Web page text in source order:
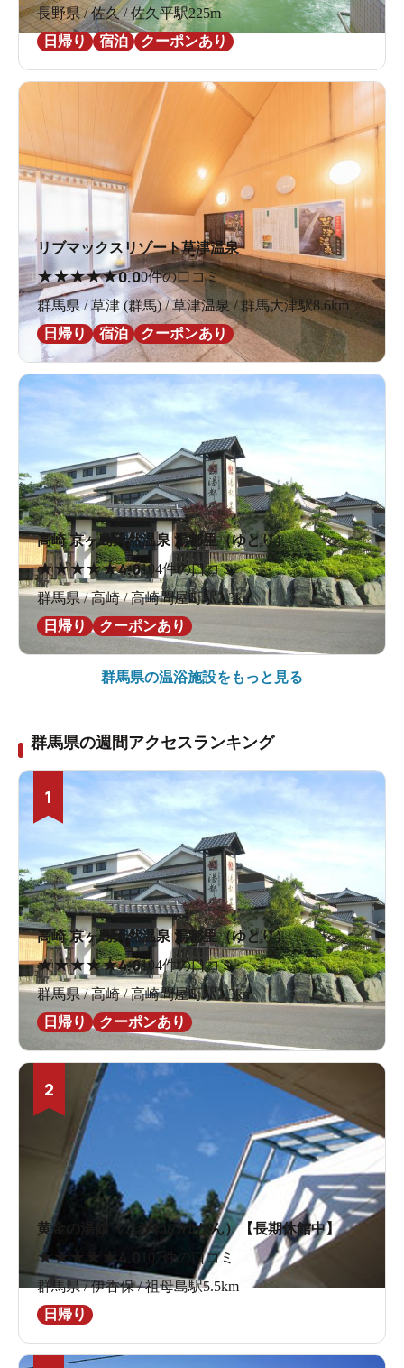
長野県 / 佐久 / 佐久平駅225m
日帰り
宿泊 クーポンあり
リブマックスリゾート草津温泉
★★★★★0.00件の口コミ
群馬県 / 草津 (群馬) / 草津温泉 / 群馬大津駅8.6km
日帰り
宿泊 クーポンあり
高崎 京ヶ島天然温泉 湯都里（ゆとり）
★★★★★4.0194件の口コミ
群馬県 / 高崎 / 高崎問屋町駅3.3km
日帰り
クーポンあり
群馬県の温浴施設をもっと見る
群馬県の週間アクセスランキング
1
高崎 京ヶ島天然温泉 湯都里（ゆとり）
★★★★★4.0194件の口コミ
群馬県 / 高崎 / 高崎問屋町駅3.3km
日帰り
クーポンあり
2
黄金の湯館（こがねのゆかん）【長期休館中】
★★★ ★ ★4.0
107件の口コミ
群馬県 / 伊香保 / 祖母島駅5.5km
日帰り